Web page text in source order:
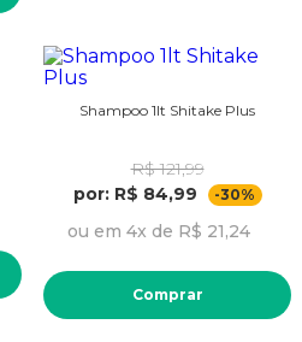
Shampoo 1lt Shitake Plus
R$ 121,99
por: R$ 84,99
-30%
ou em 4x de R$ 21,24
Comprar